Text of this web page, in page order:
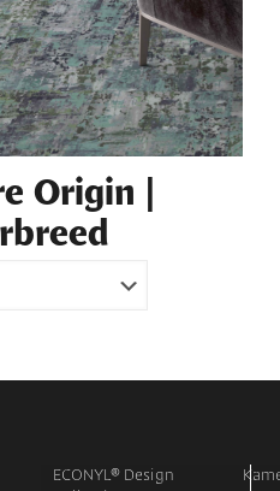
Origin |
ECONYL® Design